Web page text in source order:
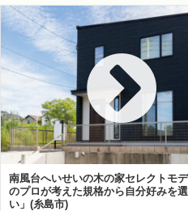
南風台へいせいの木の家セレクトモ
のプロが考えた規格から自分好みを
い」(糸島市)